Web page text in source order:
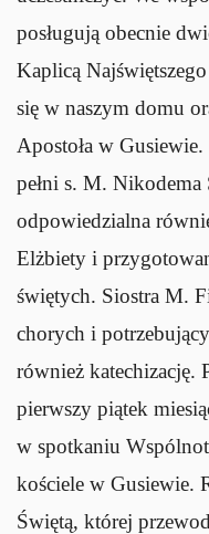
posługują obecnie
Kaplicą Najświętszego
się w naszym domu
Apostoła w
pełni s. M.
odpowiedzialna
Elżbiety i
świętych. Siostra M.
chorych i
również katechizację.
pierwszy piątek
w spotkaniu
kościele w Gusiewie.
Świętą, której